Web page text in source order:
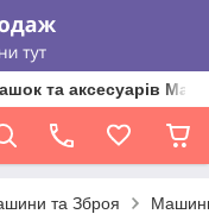
та аксесуарів
та Зброя